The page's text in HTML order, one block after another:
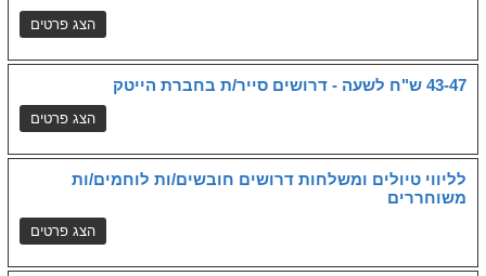
43-47 ש"ח לשעה - דרושים סייר/ת בחברת הייטק
לליווי טיולים ומשלחות דרושים חובשים/ות לוחמים/ות
משוחררים